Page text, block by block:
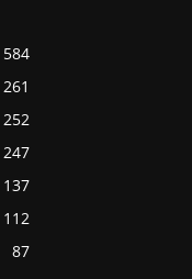
584
261
252
247
137
112
87